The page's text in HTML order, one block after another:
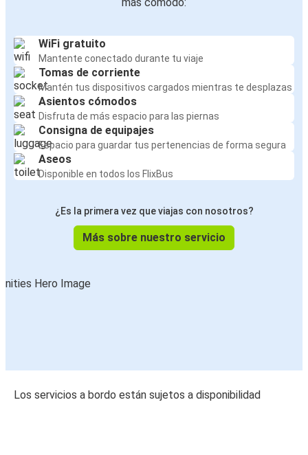
WiFi gratuito
Mantente conectado durante tu viaje
Tomas de corriente
Mantén tus dispositivos cargados mientras te desplazas
Asientos cómodos
Disfruta de más espacio para las piernas
Consigna de equipajes
Espacio para guardar tus pertenencias de forma segura
Aseos
Disponible en todos los FlixBus
¿Es la primera vez que viajas con nosotros?
Más sobre nuestro servicio
Los servicios a bordo están sujetos a disponibilidad